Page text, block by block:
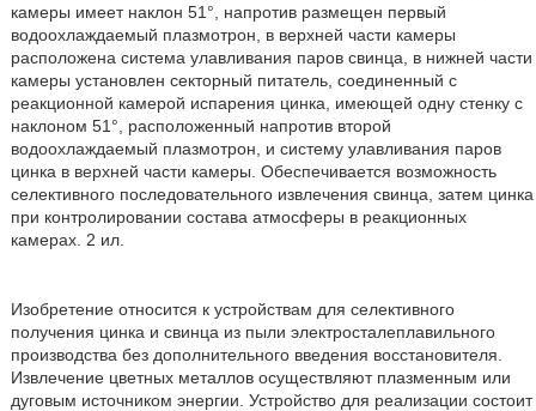
камеры имеет наклон 51°, напротив размещен первый
водоохлаждаемый плазмотрон, в верхней части камеры
расположена система улавливания паров свинца, в нижней части
камеры установлен секторный питатель, соединенный с
реакционной камерой испарения цинка, имеющей одну стенку с
наклоном 51°, расположенный напротив второй
водоохлаждаемый плазмотрон, и систему улавливания паров
цинка в верхней части камеры. Обеспечивается возможность
селективного последовательного извлечения свинца, затем цинка
при контролировании состава атмосферы в реакционных
камерах. 2 ил.
Изобретение относится к устройствам для селективного
получения цинка и свинца из пыли электросталеплавильного
производства без дополнительного введения восстановителя.
Извлечение цветных металлов осуществляют плазменным или
дуговым источником энергии. Устройство для реализации состоит